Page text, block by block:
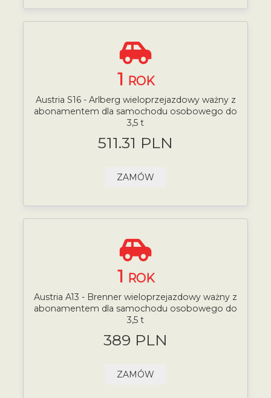
1 ROK
Austria S16 - Arlberg wieloprzejazdowy ważny z
abonamentem dla samochodu osobowego do
3,5 t
511.31 PLN
ZAMÓW
1 ROK
Austria A13 - Brenner wieloprzejazdowy ważny z
abonamentem dla samochodu osobowego do
3,5 t
389 PLN
ZAMÓW